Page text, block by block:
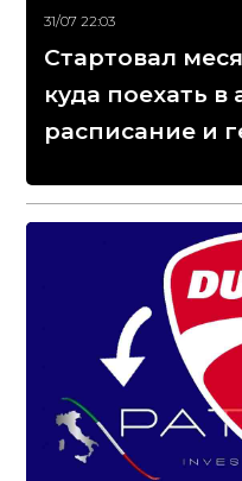
31/07 22:03
Стартовал
куда поехать в
расписание и